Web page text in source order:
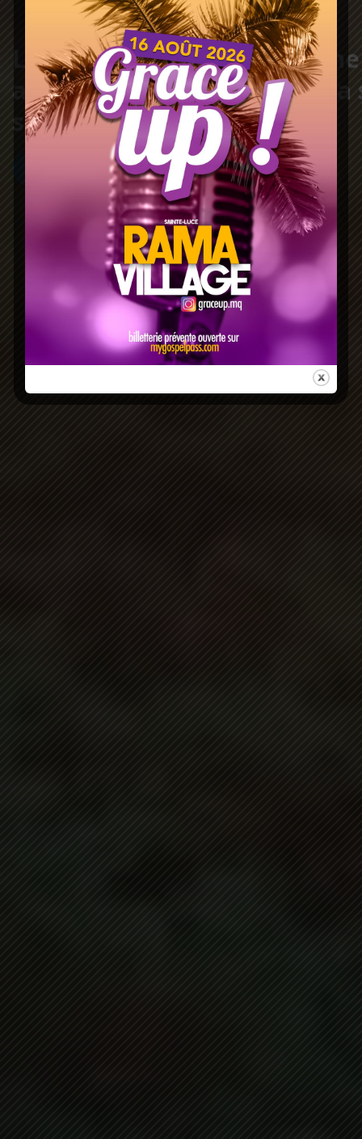
Les Adventistes du
acceptent la Bible comme la
source de leurs croyances
DÉCOUVREZ NOS CROYANCES FONDAMENTALES